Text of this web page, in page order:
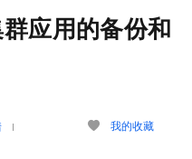
应用的备份和
我的收藏